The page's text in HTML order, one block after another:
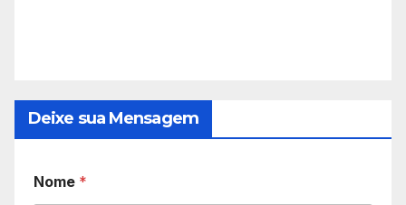
Deixe sua Mensagem
Nome *